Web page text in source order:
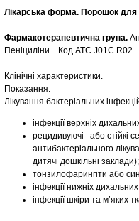
Лікарська форма. Порошок для
Фармакотерапевтична група.
Пеніциліни. Код АТС J01C R02.
Клінічні характеристики.
Показання.
Лікування бактеріальних
інфекції верхніх
рецидивуючі або стійкі
антибактеріального
дитячі дошкільні заклади);
тонзилофарингіти або
інфекції нижніх
інфекції шкіри та м’яких